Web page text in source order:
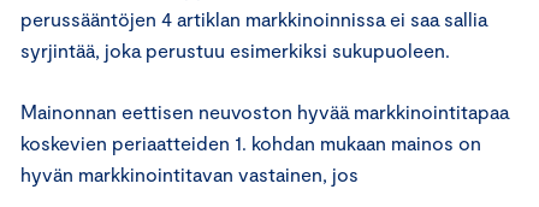
perussääntöjen 4 artiklan markkinoinnissa ei saa sallia
syrjintää, joka perustuu esimerkiksi sukupuoleen.
Mainonnan eettisen neuvoston hyvää markkinointitapaa
koskevien periaatteiden 1. kohdan mukaan mainos on
hyvän markkinointitavan vastainen, jos